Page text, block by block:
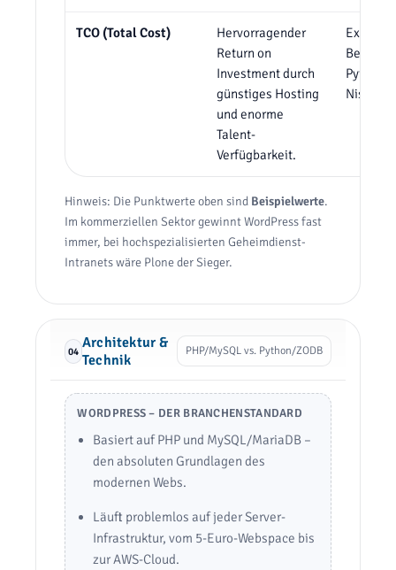
TCO (Total Cost)
Hervorragender
Return on
Investment durch
günstiges Hosting
und enorme
Talent-
Verfügbarkeit.
Extrem
Python-
Hinweis: Die Punktwerte oben sind Beispielwerte.
Im kommerziellen Sektor gewinnt WordPress fast
immer, bei hochspezialisierten Geheimdienst-
Intranets wäre Plone der Sieger.
04 Architektur &
Technik
PHP/MySQL vs. Python/ZODB
WORDPRESS – DER BRANCHENSTANDARD
Basiert auf PHP und MySQL/MariaDB –
den absoluten Grundlagen des
modernen Webs.
Läuft problemlos auf jeder Server-
Infrastruktur, vom 5-Euro-Webspace bis
zur AWS-Cloud.